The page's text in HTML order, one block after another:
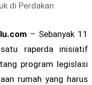
di Perdakan
– Sebanyak 11
raperda inisiatif
program legislasi
rumah yang harus